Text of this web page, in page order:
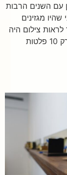
עם השנים הרבות
מגזינים
לראות צילום היה
במצלמת פולורואיד וזה היה יקר ובחבילה היו רק 10 פלטות